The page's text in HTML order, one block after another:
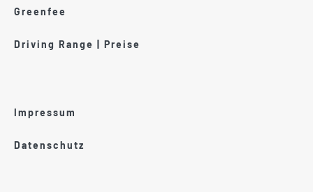
Greenfee
Driving Range | Preise
Impressum
Datenschutz